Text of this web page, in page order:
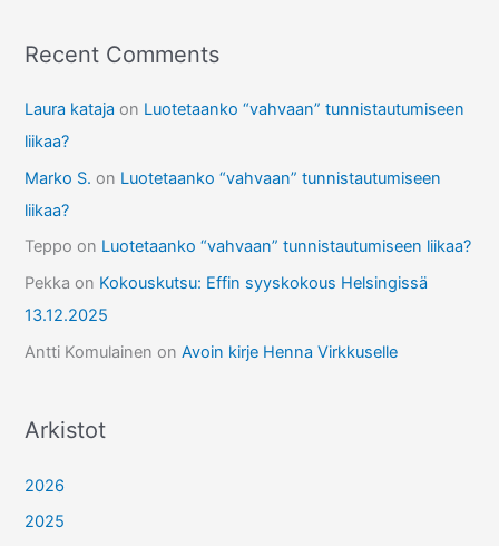
Recent Comments
Laura kataja on Luotetaanko “vahvaan” tunnistautumiseen
liikaa?
Marko S. on Luotetaanko “vahvaan” tunnistautumiseen
liikaa?
Teppo on Luotetaanko “vahvaan” tunnistautumiseen liikaa?
Pekka on Kokouskutsu: Effin syyskokous Helsingissä
13.12.2025
Antti Komulainen onAvoin kirje Henna Virkkuselle
Arkistot
2026
2025